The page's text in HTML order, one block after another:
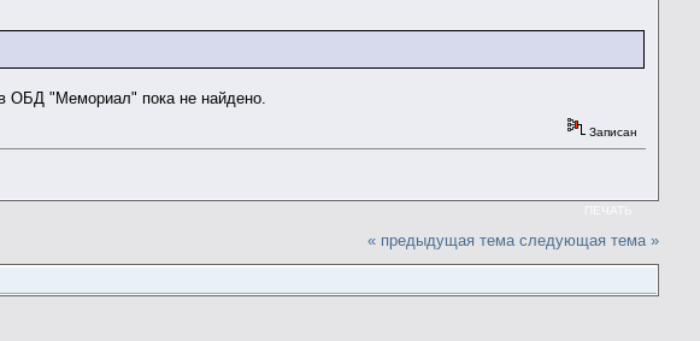
ОБД "Мемориал" пока не найдено.
Записан
ПЕЧАТЬ
« предыдущая тема следующая тема »